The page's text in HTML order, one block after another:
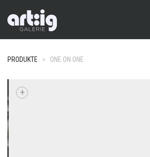
PRODUKTE > ONE ON ONE
+